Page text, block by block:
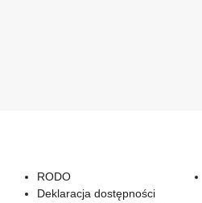
RODO
Deklaracja dostępności